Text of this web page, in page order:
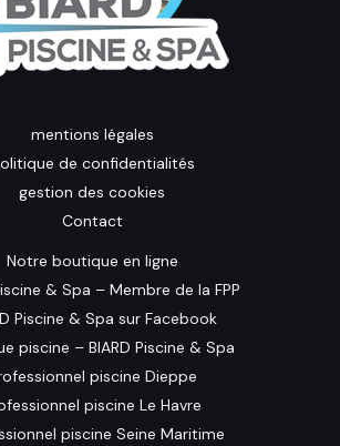
mentions légales
de confidentialités
gestion des cookies
Contact
Notre boutique en ligne
& Spa – Membre de la FPP
Piscine & Spa sur Facebook
piscine – BIARD Piscine & Spa
piscine Dieppe
piscine Le Havre
piscine Seine Maritime